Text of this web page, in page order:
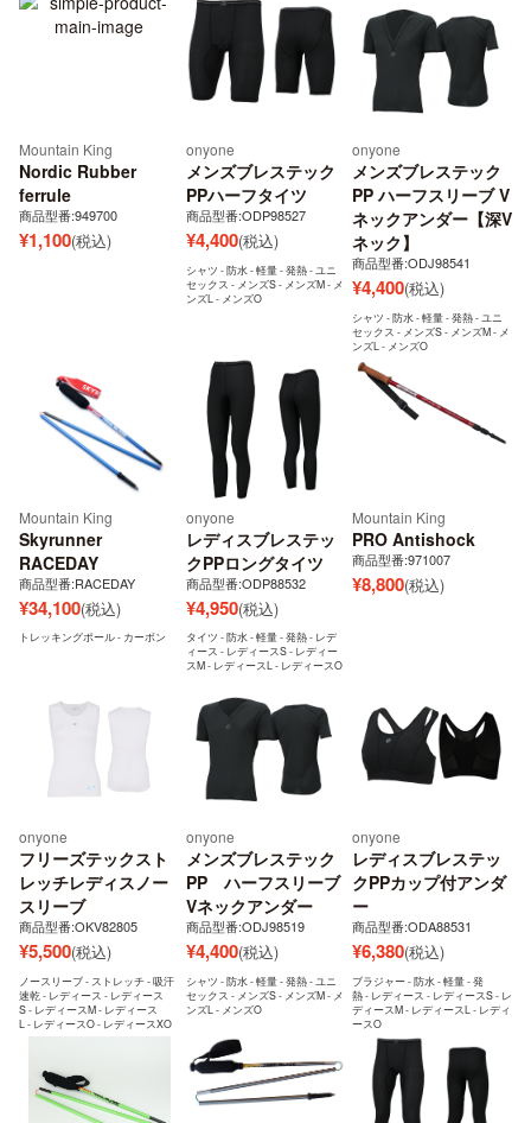
Mountain King
Nordic Rubber
ferrule
商品型番:949700
¥1,100(税込)
onyone
メンズブレステック
PPハーフタイツ
商品型番:ODP98527
¥4,400(税込)
シャツ - 防水 - 軽量 - 発熱 - ユニ
セックス - メンズS - メンズM - メ
ンズL - メンズO
onyone
メンズブレステック
PP ハーフスリーブ V
ネックアンダー【深V
ネック】
商品型番:ODJ98541
¥4,400(税込)
シャツ - 防水 - 軽量 - 発熱 - ユニ
セックス - メンズS - メンズM - メ
ンズL - メンズO
Mountain King
Skyrunner
RACEDAY
商品型番:RACEDAY
¥34,100(税込)
トレッキングポール - カーボン
onyone
レディスブレステッ
クPPロングタイツ
商品型番:ODP88532
¥4,950(税込)
タイツ - 防水 - 軽量 - 発熱 - レデ
ィース - レディースS - レディー
スM - レディースL - レディースO
Mountain King
PRO Antishock
商品型番:971007
¥8,800(税込)
onyone
フリーズテックスト
レッチレディスノー
スリーブ
商品型番:OKV82805
¥5,500(税込)
ノースリーブ - ストレッチ - 吸汗
速乾 - レディース - レディース
S - レディースM - レディース
L - レディースO - レディースXO
onyone
メンズブレステック
PP ハーフスリーブ
Vネックアンダー
商品型番:ODJ98519
¥4,400(税込)
シャツ - 防水 - 軽量 - 発熱 - ユニ
セックス - メンズS - メンズM - メ
ンズL - メンズO
onyone
レディスブレステッ
クPPカップ付アンダ
ー
商品型番:ODA88531
¥6,380(税込)
ブラジャー - 防水 - 軽量 - 発
熱 - レディース - レディースS - レ
ディースM - レディースL - レディ
ースO